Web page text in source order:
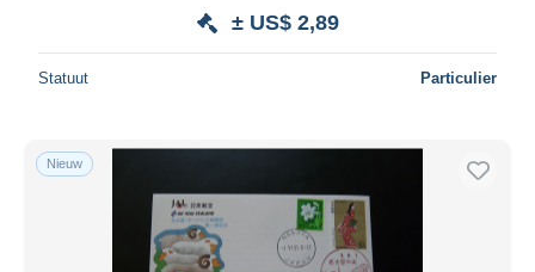
± US$ 2,89
Statuut Particulier
Nieuw